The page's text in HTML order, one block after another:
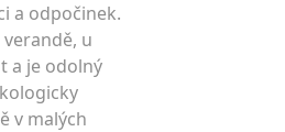
a odpočinek.
u
a je odolný
v malých